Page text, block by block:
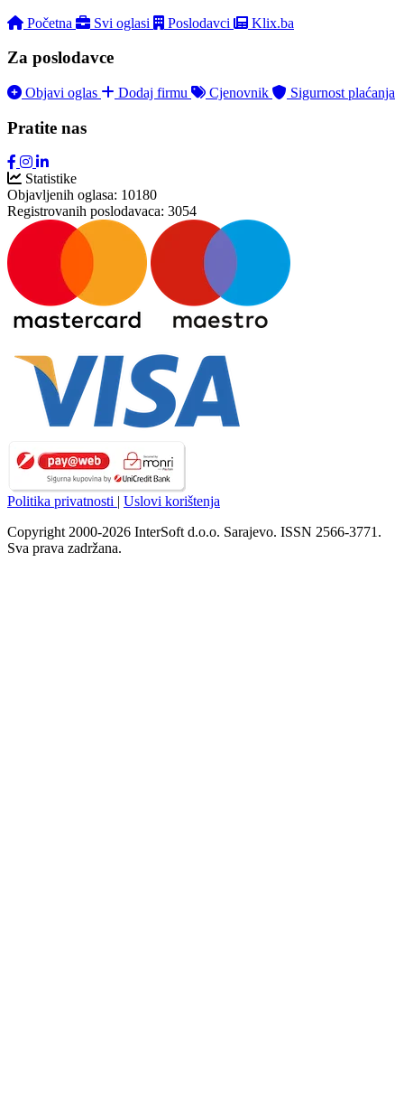
Početna Svi oglasi Poslodavci Klix.ba
Za poslodavce
Objavi oglas Dodaj firmu Cjenovnik Sigurnost plaćanja
Pratite nas
Statistike
Objavljenih oglasa: 10180
Registrovanih poslodavaca: 3054
Politika privatnosti | Uslovi korištenja
Copyright 2000-2026 InterSoft d.o.o. Sarajevo. ISSN 2566-3771.
Sva prava zadržana.